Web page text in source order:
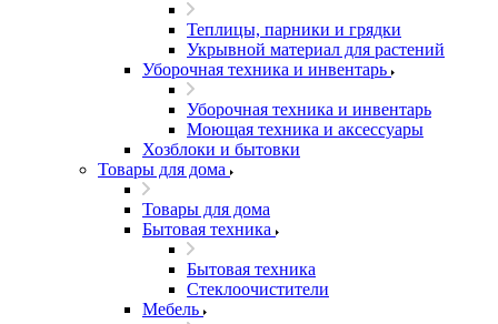
Теплицы, парники и грядки
Укрывной материал для растений
Уборочная техника и инвентарь
Уборочная техника и инвентарь
Моющая техника и аксессуары
Хозблоки и бытовки
Товары для дома
Товары для дома
Бытовая техника
Бытовая техника
Стеклоочистители
Мебель